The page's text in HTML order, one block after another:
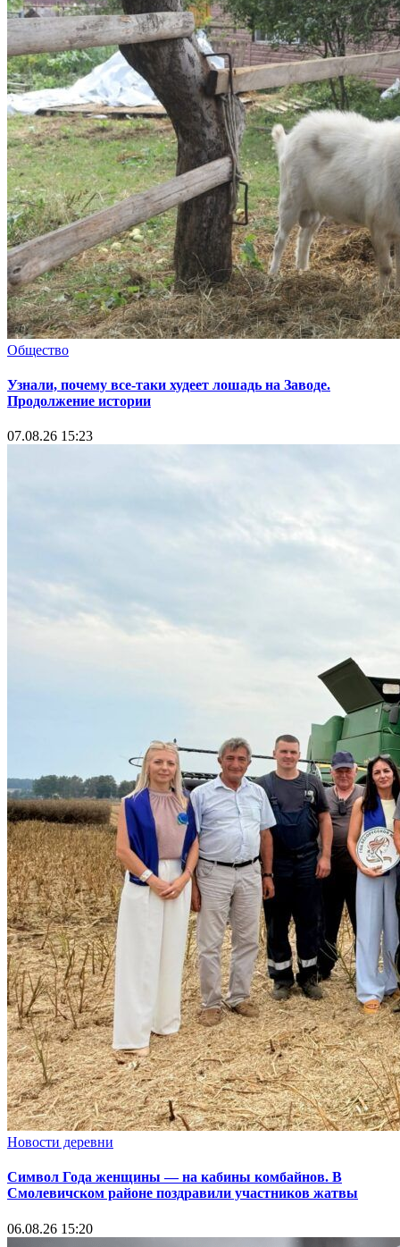
Общество
Узнали, почему все-таки худеет лошадь на Заводе.
Продолжение истории
07.08.26 15:23
Новости деревни
Символ Года женщины — на кабины комбайнов. В
Смолевичском районе поздравили участников жатвы
06.08.26 15:20